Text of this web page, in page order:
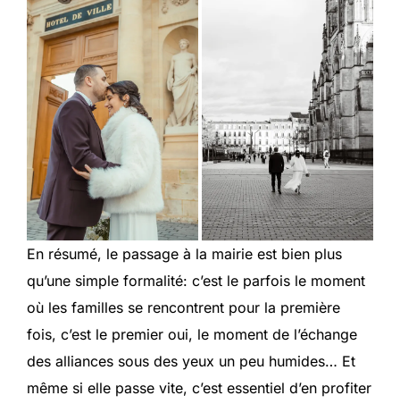
En résumé, le passage à la mairie est bien plus
qu’une simple formalité: c’est le parfois le moment
où les familles se rencontrent pour la première
fois, c’est le premier oui, le moment de l’échange
des alliances sous des yeux un peu humides… Et
même si elle passe vite, c’est essentiel d’en profiter